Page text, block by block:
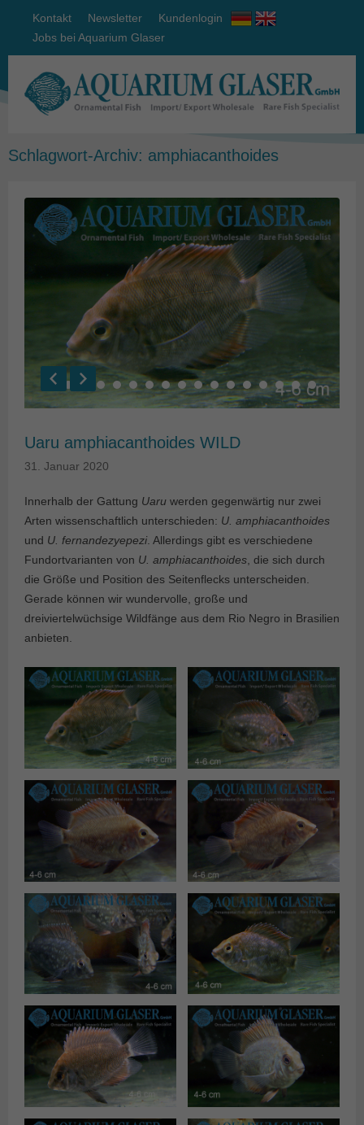
Kontakt Newsletter
Kundenlogin
Jobs bei Aquarium Glaser
Schlagwort-Archiv: amphiacanthoides
Uaru amphiacanthoides WILD
31. Januar 2020
Innerhalb der Gattung Uaru werden gegenwärtig nur zwei
Arten wissenschaftlich unterschieden: U. amphiacanthoides
und U. fernandezyepezi. Allerdings gibt es verschiedene
Fundortvarianten von U. amphiacanthoides , die sich durch
die Größe und Position des Seitenflecks unterscheiden.
Gerade können wir wundervolle, große und
dreiviertelwüchsige Wildfänge aus dem Rio Negro in Brasilien
anbieten.